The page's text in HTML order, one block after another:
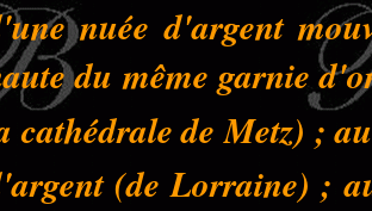
nuée d'argent
du même garnie
cathédrale de Metz) ;
(de Lorraine) ;